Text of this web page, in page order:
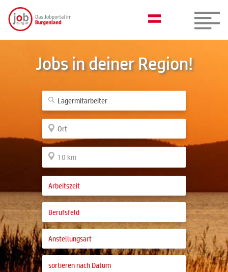
Jobs in deiner Region!